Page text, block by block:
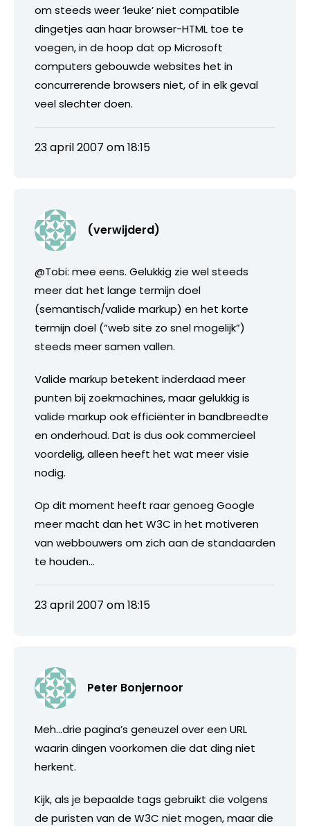
om steeds weer ‘leuke’ niet compatible
dingetjes aan haar browser-HTML toe te
voegen, in de hoop dat op Microsoft
computers gebouwde websites het in
concurrerende browsers niet, of in elk geval
veel slechter doen.
23 april 2007 om 18:15
(verwijderd)
@Tobi: mee eens. Gelukkig zie wel steeds
meer dat het lange termijn doel
(semantisch/valide markup) en het korte
termijn doel (“web site zo snel mogelijk”)
steeds meer samen vallen.
Valide markup betekent inderdaad meer
punten bij zoekmachines, maar gelukkig is
valide markup ook efficiënter in bandbreedte
en onderhoud. Dat is dus ook commercieel
voordelig, alleen heeft het wat meer visie
nodig.
Op dit moment heeft raar genoeg Google
meer macht dan het W3C in het motiveren
van webbouwers om zich aan de standaarden
te houden…
23 april 2007 om 18:15
Peter Bonjernoor
Meh…drie pagina’s geneuzel over een URL
waarin dingen voorkomen die dat ding niet
herkent.
Kijk, als je bepaalde tags gebruikt die volgens
de puristen van de W3C niet mogen, maar die